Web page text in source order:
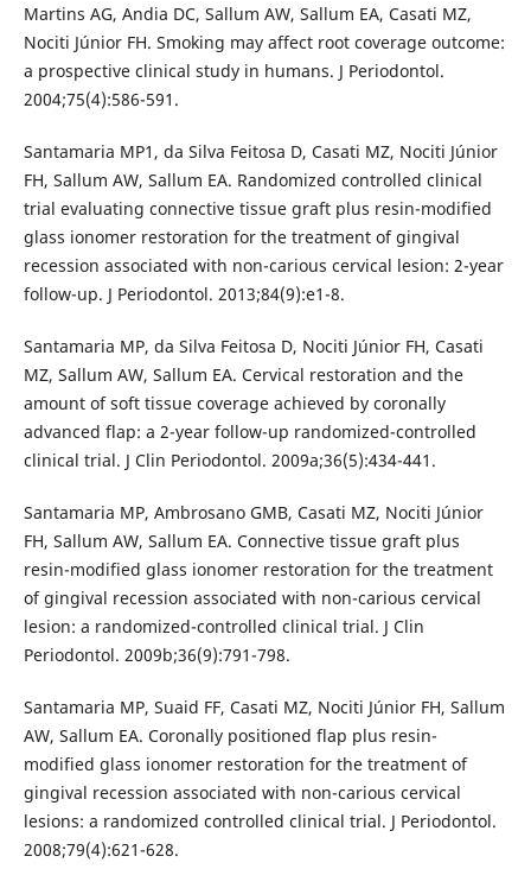
Martins AG, Andia DC, Sallum AW, Sallum EA, Casati MZ,
Nociti Júnior FH. Smoking may affect root coverage outcome:
a prospective clinical study in humans. J Periodontol.
2004;75(4):586-591.
Santamaria MP1, da Silva Feitosa D, Casati MZ, Nociti Júnior
FH, Sallum AW, Sallum EA. Randomized controlled clinical
trial evaluating connective tissue graft plus resin-modified
glass ionomer restoration for the treatment of gingival
recession associated with non-carious cervical lesion: 2-year
follow-up. J Periodontol. 2013;84(9):e1-8.
Santamaria MP, da Silva Feitosa D, Nociti Júnior FH, Casati
MZ, Sallum AW, Sallum EA. Cervical restoration and the
amount of soft tissue coverage achieved by coronally
advanced flap: a 2-year follow-up randomized-controlled
clinical trial. J Clin Periodontol. 2009a;36(5):434-441.
Santamaria MP, Ambrosano GMB, Casati MZ, Nociti Júnior
FH, Sallum AW, Sallum EA. Connective tissue graft plus
resin-modified glass ionomer restoration for the treatment
of gingival recession associated with non-carious cervical
lesion: a randomized-controlled clinical trial. J Clin
Periodontol. 2009b;36(9):791-798.
Santamaria MP, Suaid FF, Casati MZ, Nociti Júnior FH, Sallum
AW, Sallum EA. Coronally positioned flap plus resin-
modified glass ionomer restoration for the treatment of
gingival recession associated with non-carious cervical
lesions: a randomized controlled clinical trial. J Periodontol.
2008;79(4):621-628.